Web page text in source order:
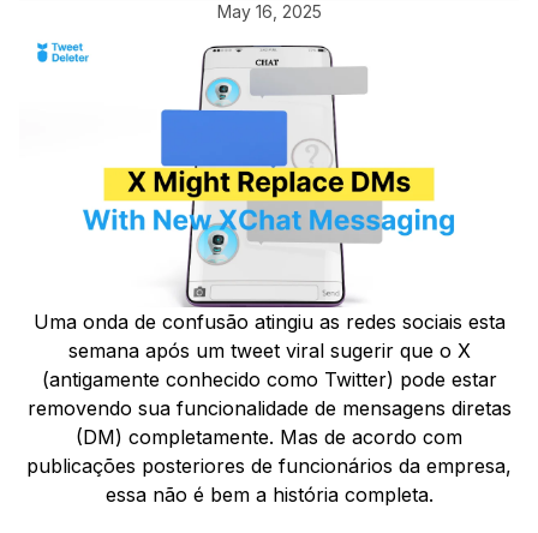
May 16, 2025
Uma onda de confusão atingiu as redes sociais esta
semana após um tweet viral sugerir que o X
(antigamente conhecido como Twitter) pode estar
removendo sua funcionalidade de mensagens diretas
(DM) completamente. Mas de acordo com
publicações posteriores de funcionários da empresa,
essa não é bem a história completa.